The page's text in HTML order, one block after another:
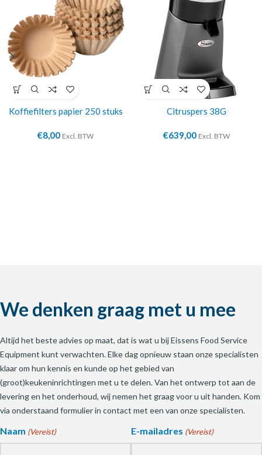
Koffiefilters papier 250 stuks
€8,00 Excl. BTW
Citruspers 38G
€639,00 Excl. BTW
We denken graag met u mee
Altijd het beste advies op maat, dat is wat u bij Eissens Food Service
Equipment kunt verwachten. Elke dag opnieuw staan onze specialisten
klaar om hun kennis en kunde op het gebied van
(groot)keukeninrichtingen met u te delen. Van het ontwerp tot aan de
levering en het onderhoud, wij nemen het graag voor u uit handen. Kom
via onderstaand formulier in contact met een van onze specialisten.
Naam (Vereist) E-mailadres (Vereist)